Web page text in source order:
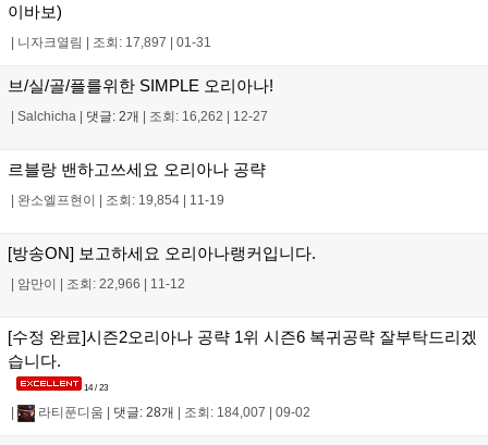
이바보)
| 니자크열림 | 조회: 17,897 | 01-31
브/실/골/플를위한 SIMPLE 오리아나!
| Salchicha | 댓글: 2개 | 조회: 16,262 | 12-27
르블랑 밴하고쓰세요 오리아나 공략
| 완소엘프현이 | 조회: 19,854 | 11-19
[방송ON] 보고하세요 오리아나랭커입니다.
| 암만이 | 조회: 22,966 | 11-12
[수정 완료]시즌2오리아나 공략 1위 시즌6 복귀공략 잘부탁드리겠
습니다.
14 / 23
라티푼디움 댓글: 28개 조회: 184,007 09-02